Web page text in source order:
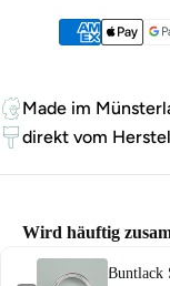
Made im
direkt vom
Wird häuftig
Buntlack